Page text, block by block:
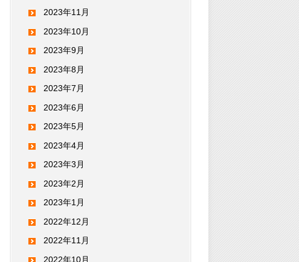
2023年11月
2023年10月
2023年9月
2023年8月
2023年7月
2023年6月
2023年5月
2023年4月
2023年3月
2023年2月
2023年1月
2022年12月
2022年11月
2022年10月